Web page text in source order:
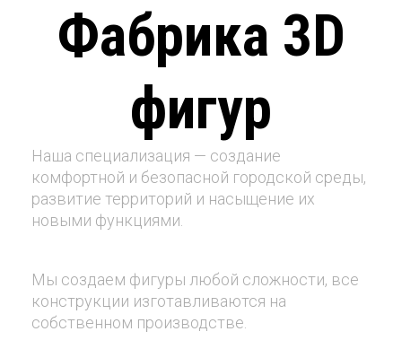
Фабрика 3D
фигур
Наша специализация — создание
комфортной и безопасной городской среды,
развитие территорий и насыщение их
новыми функциями.
Мы создаем фигуры любой сложности, все
конструкции изготавливаются на
собственном производстве.